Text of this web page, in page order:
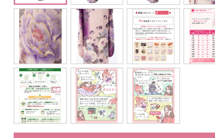
ベビー洋装レンタル
紋付袴レンタル
留袖レンタル
男性礼装レンタル